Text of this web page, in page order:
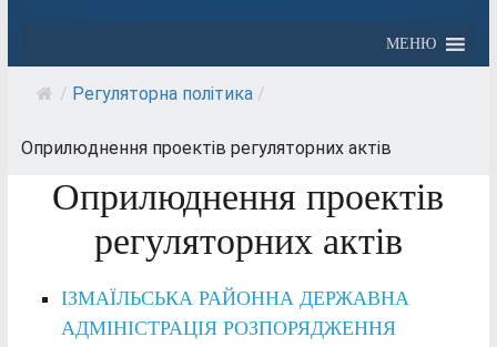
МЕНЮ
/ Регуляторна політика /
Оприлюднення проектів регуляторних актів
Оприлюднення проектів
регуляторних актів
ІЗМАЇЛЬСЬКА РАЙОННА ДЕРЖАВНА
АДМІНІСТРАЦІЯ РОЗПОРЯДЖЕННЯ